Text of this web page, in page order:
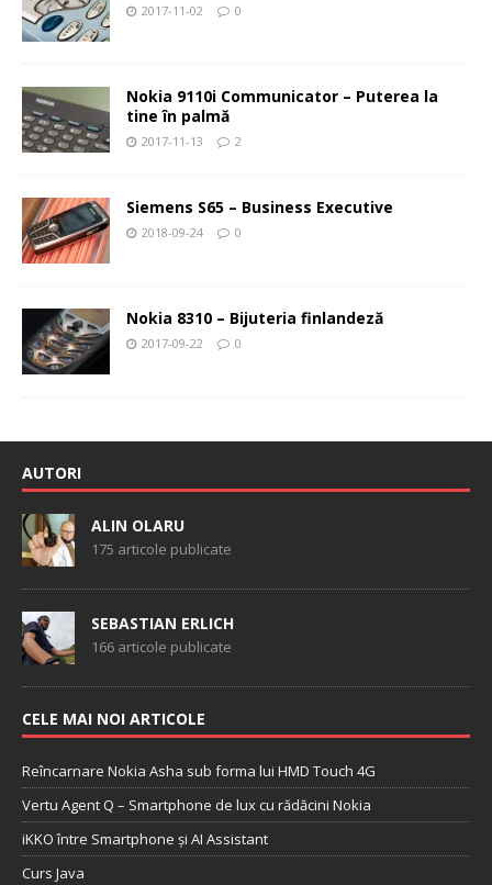
2017-11-02 0
Nokia 9110i Communicator – Puterea la
tine în palmă
2017-11-13 2
Siemens S65 – Business Executive
2018-09-24 0
Nokia 8310 – Bijuteria finlandeză
2017-09-22 0
AUTORI
ALIN OLARU
175 articole publicate
SEBASTIAN ERLICH
166 articole publicate
CELE MAI NOI ARTICOLE
Reîncarnare Nokia Asha sub forma lui HMD Touch 4G
Vertu Agent Q – Smartphone de lux cu rădăcini Nokia
iKKO între Smartphone și AI Assistant
Curs Java